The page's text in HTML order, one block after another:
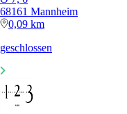
68161 Mannheim
0,09 km
geschlossen